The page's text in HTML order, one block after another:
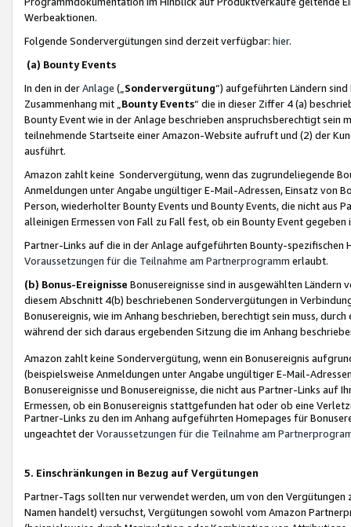
Werbeaktionen.
Folgende Sondervergütungen sind derzeit verfügbar: hier.
(a) Bounty Events
In den in derAnlage („ Sondervergütung“) aufgeführten Ländern
Zusammenhang mit „ Bounty Events“ die in dieser Ziffer 4 (a)
Bounty Event wie in der Anlage beschrieben anspruchsberechtigt sein
teilnehmende Startseite einer Amazon-Website aufruft und (2) der
ausführt.
Amazon zahlt keine Sondervergütung, wenn das zugrundeliegende
Anmeldungen unter Angabe ungültiger E-Mail-Adressen, Einsatz von
Person, wiederholter Bounty Events und Bounty Events, die nicht
alleinigen Ermessen von Fall zu Fall fest, ob ein Bounty Event
Partner-Links auf die in der Anlage aufgeführten Bounty-spezifischen
Voraussetzungen für die Teilnahme am Partnerprogramm erlaubt.
(b) Bonus-Ereignisse Bonusereignisse sind in ausgewählten Ländern
diesem Abschnitt 4(b) beschriebenen Sondervergütungen in
Bonusereignis, wie im Anhang beschrieben, berechtigt sein muss,
während der sich daraus ergebenden Sitzung die im Anhang
Amazon zahlt keine Sondervergütung, wenn ein Bonusereignis
(beispielsweise Anmeldungen unter Angabe ungültiger E-Mail-
Bonusereignisse und Bonusereignisse, die nicht aus Partner-Links auf
Ermessen, ob ein Bonusereignis stattgefunden hat oder ob eine
Partner-Links zu den im Anhang aufgeführten Homepages für
ungeachtet derVoraussetzungen für die Teilnahme am
5. Einschränkungen in Bezug auf Vergütungen
Partner-Tags sollten nur verwendet werden, um von den
Namen handelt) versuchst, Vergütungen sowohl vom Amazon